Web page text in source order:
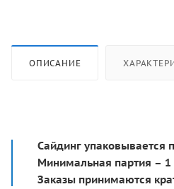
ОПИСАНИЕ
Сайдинг упаковывается
Минимальная партия – 1
Заказы принимаются